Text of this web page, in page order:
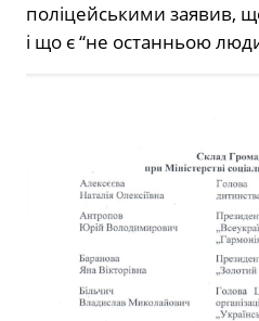
поліцейськими заявив,
і що є “не останньою